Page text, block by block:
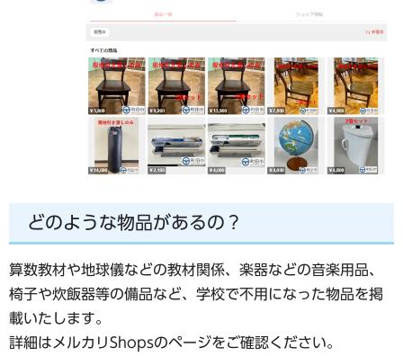
どのような物品があるの？
算数教材や地球儀などの教材関係、楽器などの音楽用品、
椅子や炊飯器等の備品など、学校で不用になった物品を掲
載いたします。
詳細はメルカリShopsのページをご確認ください。